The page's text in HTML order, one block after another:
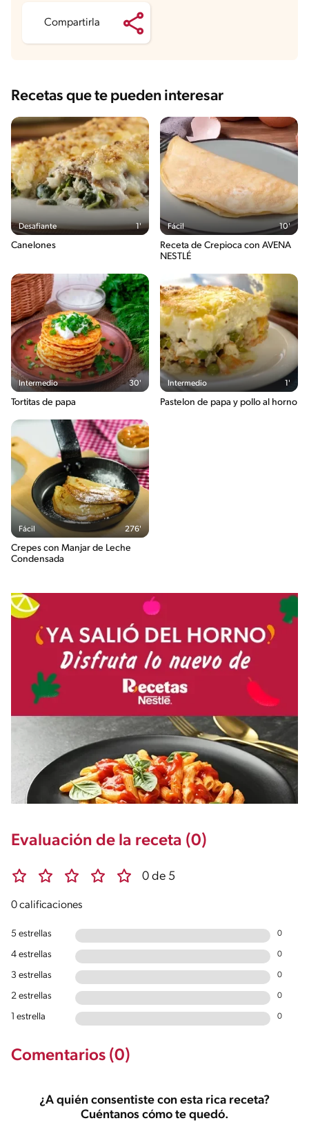
Compartirla
Recetas que te pueden interesar
Desafiante 1'
Canelones
Fácil 10'
Receta de Crepioca con AVENA
NESTLÉ
Intermedio 30'
Tortitas de papa
Intermedio 1'
Pastelon de papa y pollo al horno
Fácil 276'
Crepes con Manjar de Leche
Condensada
Evaluación de la receta (0)
0 de 5
0 calificaciones
5 estrellas 0
4 estrellas 0
3 estrellas 0
2 estrellas 0
1 estrella 0
Comentarios (0)
¿A quién consentiste con esta rica receta?
Cuéntanos cómo te quedó.